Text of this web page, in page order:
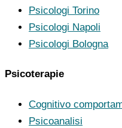
Psicologi Torino
Psicologi Napoli
Psicologi Bologna
Psicoterapie
Cognitivo
Psicoanalisi